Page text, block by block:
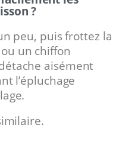
?
peu, puis frottez la
un chiffon
aisément
l’épluchage